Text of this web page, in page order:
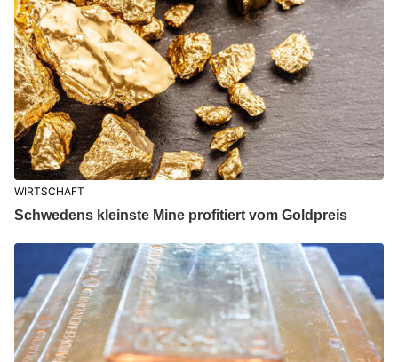
WIRTSCHAFT
Schwedens kleinste Mine profitiert vom Goldpreis